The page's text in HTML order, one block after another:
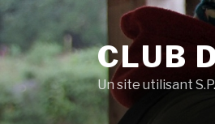
Skip
content
CLUB
Un site utilisant